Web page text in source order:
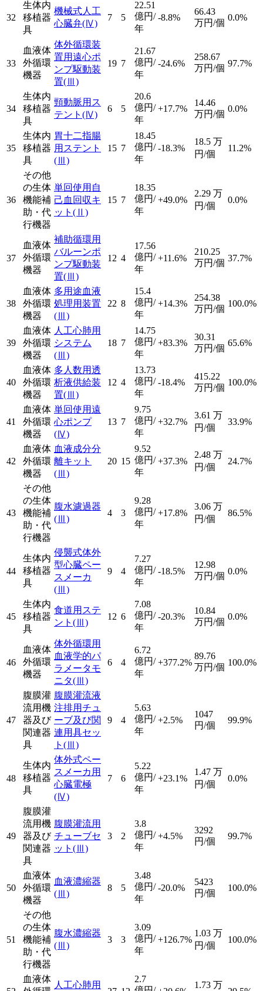
32
生体内
移植器
具
機械式人工
心臓弁(Ⅳ)
7 5
22.51
億円/
年
-8.8%
66.43
万円/個
0.0%
33
血液体
外循環
機器
体外循環装
置用遠心ポ
ンプ駆動装
置(Ⅲ)
19 7
21.67
億円/
年
-24.6%
258.67
万円/個 97.7%
34
生体内
移植器
具
頸動脈用ス
テント (Ⅳ)
6 5
20.6
億円/
年
+17.7%
14.46
万円/個
0.0%
35
生体内
移植器
具
胃十二指腸
用ステント
(Ⅲ)
15 7
18.45
億円/
年
-18.3%
18.5 万
円/個
11.2%
36
その他
の生体
機能補
助・代
行機器
単回使用自
己血回収キ
ット (Ⅱ)
15 7
18.35
億円/
年
+49.0%
2.29 万
円/個
0.0%
37
血液体
外循環
機器
補助循環用
バルーンポ
ンプ駆動装
置(Ⅲ)
12 4
17.56
億円/
年
+11.6%
210.25
万円/個 37.7%
38
血液体
外循環
機器
多用途血液
処理用装置
(Ⅲ)
22 8
15.4
億円/
年
+14.3%
254.38
万円/個
100.0%
39
血液体
外循環
機器
人工心肺用
システム
(Ⅲ)
18 7
14.75
億円/
年
+83.3%
30.31
万円/個
65.6%
40
血液体
外循環
機器
多人数用透
析液供給装
置(Ⅲ)
12 4
13.73
億円/
年
-18.4%
415.22
万円/個
100.0%
41
血液体
外循環
機器
単回使用遠
心ポンプ
(Ⅳ)
13 7
9.75
億円/
年
+32.7%
3.61 万
円/個
33.9%
42
血液体
外循環
機器
血液成分分
離キット
(Ⅲ)
20 15
9.52
億円/
年
+37.3%
2.48 万
円/個
24.7%
43
その他
の生体
機能補
助・代
行機器
腹水濾過器
(Ⅲ)
4 3
9.28
億円/
年
+17.8%
3.06 万
円/個
86.5%
44
生体内
移植器
具
侵襲式体外
型心臓ペー
スメーカ
(Ⅲ)
9 4
7.27
億円/
年
-18.5%
12.98
万円/個 0.0%
45
生体内
移植器
具
食道用ステ
ント (Ⅲ)
12 6
7.08
億円/
年
-20.3%
10.84
万円/個
0.0%
46
血液体
外循環
機器
体外循環用
血液学的パ
ラメータモ
ニタ(Ⅲ)
6 4
6.72
億円/
年
+377.2%
89.76
万円/個 100.0%
47
腹膜灌
流用機
器及び
関連器
具
腹膜灌流液
注排用チュ
ーブ及び関
連用具セッ
ト (Ⅲ)
9 4
5.63
億円/
年
+2.5%
1047
円/個
99.9%
48
生体内
移植器
具
体外式ペー
スメーカ用
心臓電極
(Ⅳ)
7 6
5.22
億円/
年
+23.1%
1.47 万
円/個
0.0%
49
腹膜灌
流用機
器及び
関連器
具
腹膜灌流用
チューブセ
ット (Ⅲ)
3 2
3.8
億円/
年
+4.5%
3292
円/個
99.7%
50
血液体
外循環
機器
血液濃縮器
(Ⅲ)
8 5
3.48
億円/
年
-20.0%
5423
円/個
100.0%
51
その他
の生体
機能補
助・代
行機器
腹水濃縮器
(Ⅲ)
3 3
3.09
億円/
年
+126.7%
1.03 万
円/個
100.0%
血液体
人工心肺用
2.7
1.73 万